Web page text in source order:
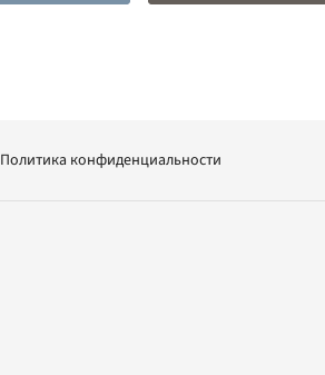
Политика конфиденциальности